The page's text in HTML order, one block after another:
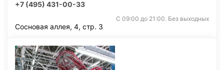
+7 (495) 431-00-33
С 09:00 до 21:00. Без выходных
Сосновая аллея, 4, стр. 3